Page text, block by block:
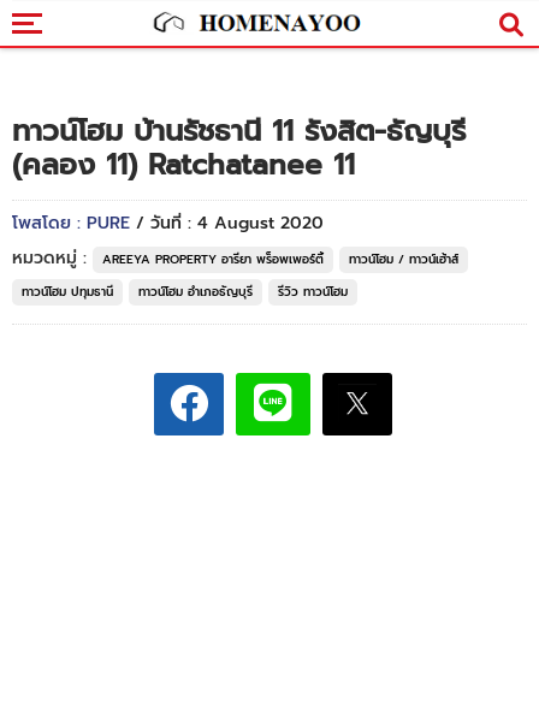
ทาวน์โฮม บ้านรัชธานี 11 รังสิต-ธัญบุรี
(คลอง 11) Ratchatanee 11
โพสโดย : PURE / วันที่ : 4 August 2020
หมวดหมู่ :
AREEYA PROPERTY อารียา พร็อพเพอร์ตี้
ทาวน์โฮม / ทาวน์เฮ้าส์
ทาวน์โฮม ปทุมธานี
ทาวน์โฮม อำเภอธัญบุรี รีวิว ทาวน์โฮม